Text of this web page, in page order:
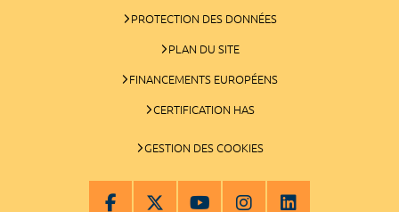
PROTECTION DES DONNÉES
PLAN DU SITE
FINANCEMENTS EUROPÉENS
CERTIFICATION HAS
GESTION DES COOKIES